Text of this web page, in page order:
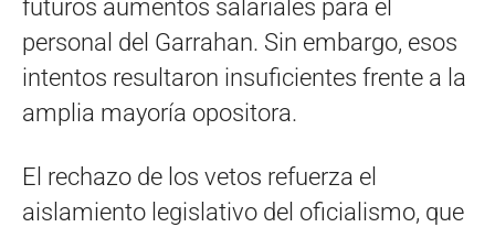
futuros aumentos salariales para el
personal del Garrahan. Sin embargo, esos
intentos resultaron insuficientes frente a la
amplia mayoría opositora.
El rechazo de los vetos refuerza el
aislamiento legislativo del oficialismo, que